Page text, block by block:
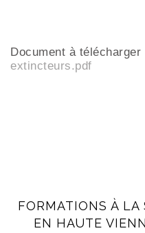
Document à télécharger
extincteurs.pdf
FORMATIONS À LA
EN HAUTE